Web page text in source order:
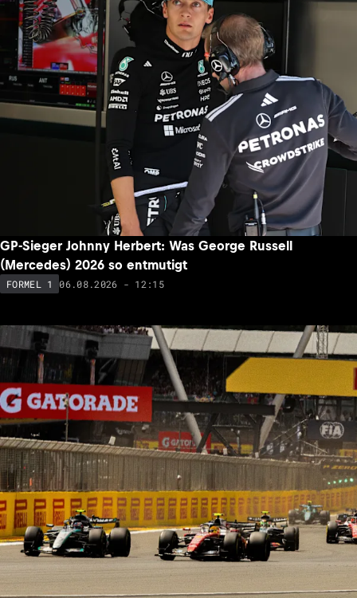
GP-Sieger Johnny Herbert: Was George Russell
(Mercedes) 2026 so entmutigt
FORMEL 1 06.08.2026 - 12:15